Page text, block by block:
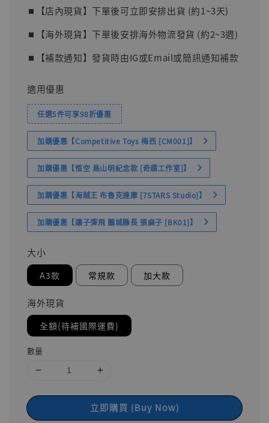
⏹︎【店內現貨】下單後可立即安排出貨 (約1~3天)
⏹︎【海外現貨】下單後安排海外物流發貨 (約2~3週)
⏹︎【補款通知】發貨時由IG或Email或簡訊通知補款
適用優惠
任選5件可享98折優惠
加購優惠【Competitive Toys 梅西 [CM001]】
加購優惠【悟空 鳥山明紀念款 [奇蹟工作室]】
加購優惠【海賊王 布魯克達摩 [7STARS Studio]】
加購優惠【讓子彈飛 鵝城縣長 張麻子 [BK01]】
大小
A3款 常規款 加大款
海外現貨
全額(待補國際運費)
數量
立即購買 (Buy Now)